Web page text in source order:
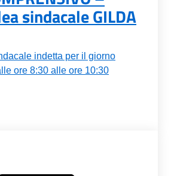
sindacale GILDA
indetta per il giorno
ore 8:30 alle ore 10:30